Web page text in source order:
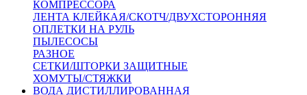
КОМПРЕССОРА
ЛЕНТА КЛЕЙКАЯ/СКОТЧ/ДВУХСТОРОННЯЯ
ОПЛЕТКИ НА РУЛЬ
ПЫЛЕСОСЫ
РАЗНОЕ
СЕТКИ/ШТОРКИ ЗАЩИТНЫЕ
ХОМУТЫ/СТЯЖКИ
ВОДА ДИСТИЛЛИРОВАННАЯ